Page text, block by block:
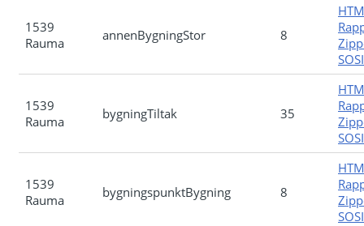
1539
Rauma
annenBygningStor 8
1539
Rauma
bygningTiltak 35
1539
Rauma
bygningspunktBygning 8